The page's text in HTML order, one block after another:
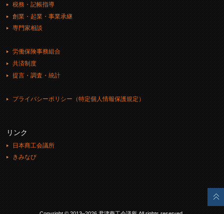
税務・記帳指導
創業・起業・事業承継
専門家相談
労働保険事務組合
共済制度
提言・調査・統計
プライバシーポリシー（特定個人情報保護規定）
リンク
日本商工会議所
きみなび